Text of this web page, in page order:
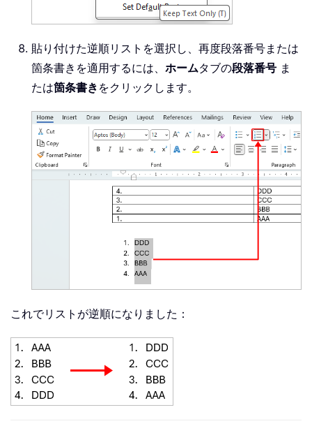
貼り付けた逆順リストを選択し、再度段落番号または
箇条書きを適用するには、 ホームタブの段落番号 ま
たは箇条書き をクリックします。
これでリストが逆順になりました：